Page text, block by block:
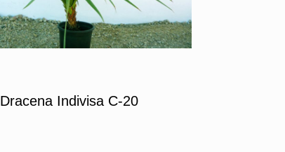
Dracena Indivisa C-20